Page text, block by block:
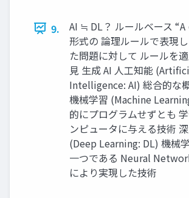
9.
AI ≒ DL？ ルールベース “A
形式の 論理ルールで表現
た問題に対して ルールを
⾒ ⽣成 AI ⼈⼯知能
Intelligence: AI) 総合的な
機械学習 (Machine
的にプログラムせずとも
ンピュータに与える技術
(Deep Learning: DL) 機械
⼀つである Neural
により実現した技術